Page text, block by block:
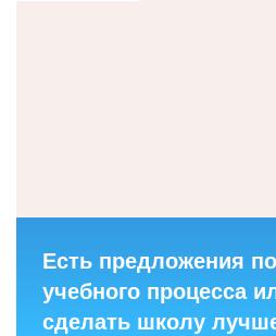
Есть предложения
учебного процесса
сделать школу